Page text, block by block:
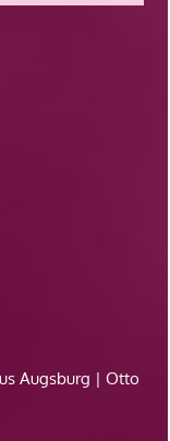
Augsburg | Otto